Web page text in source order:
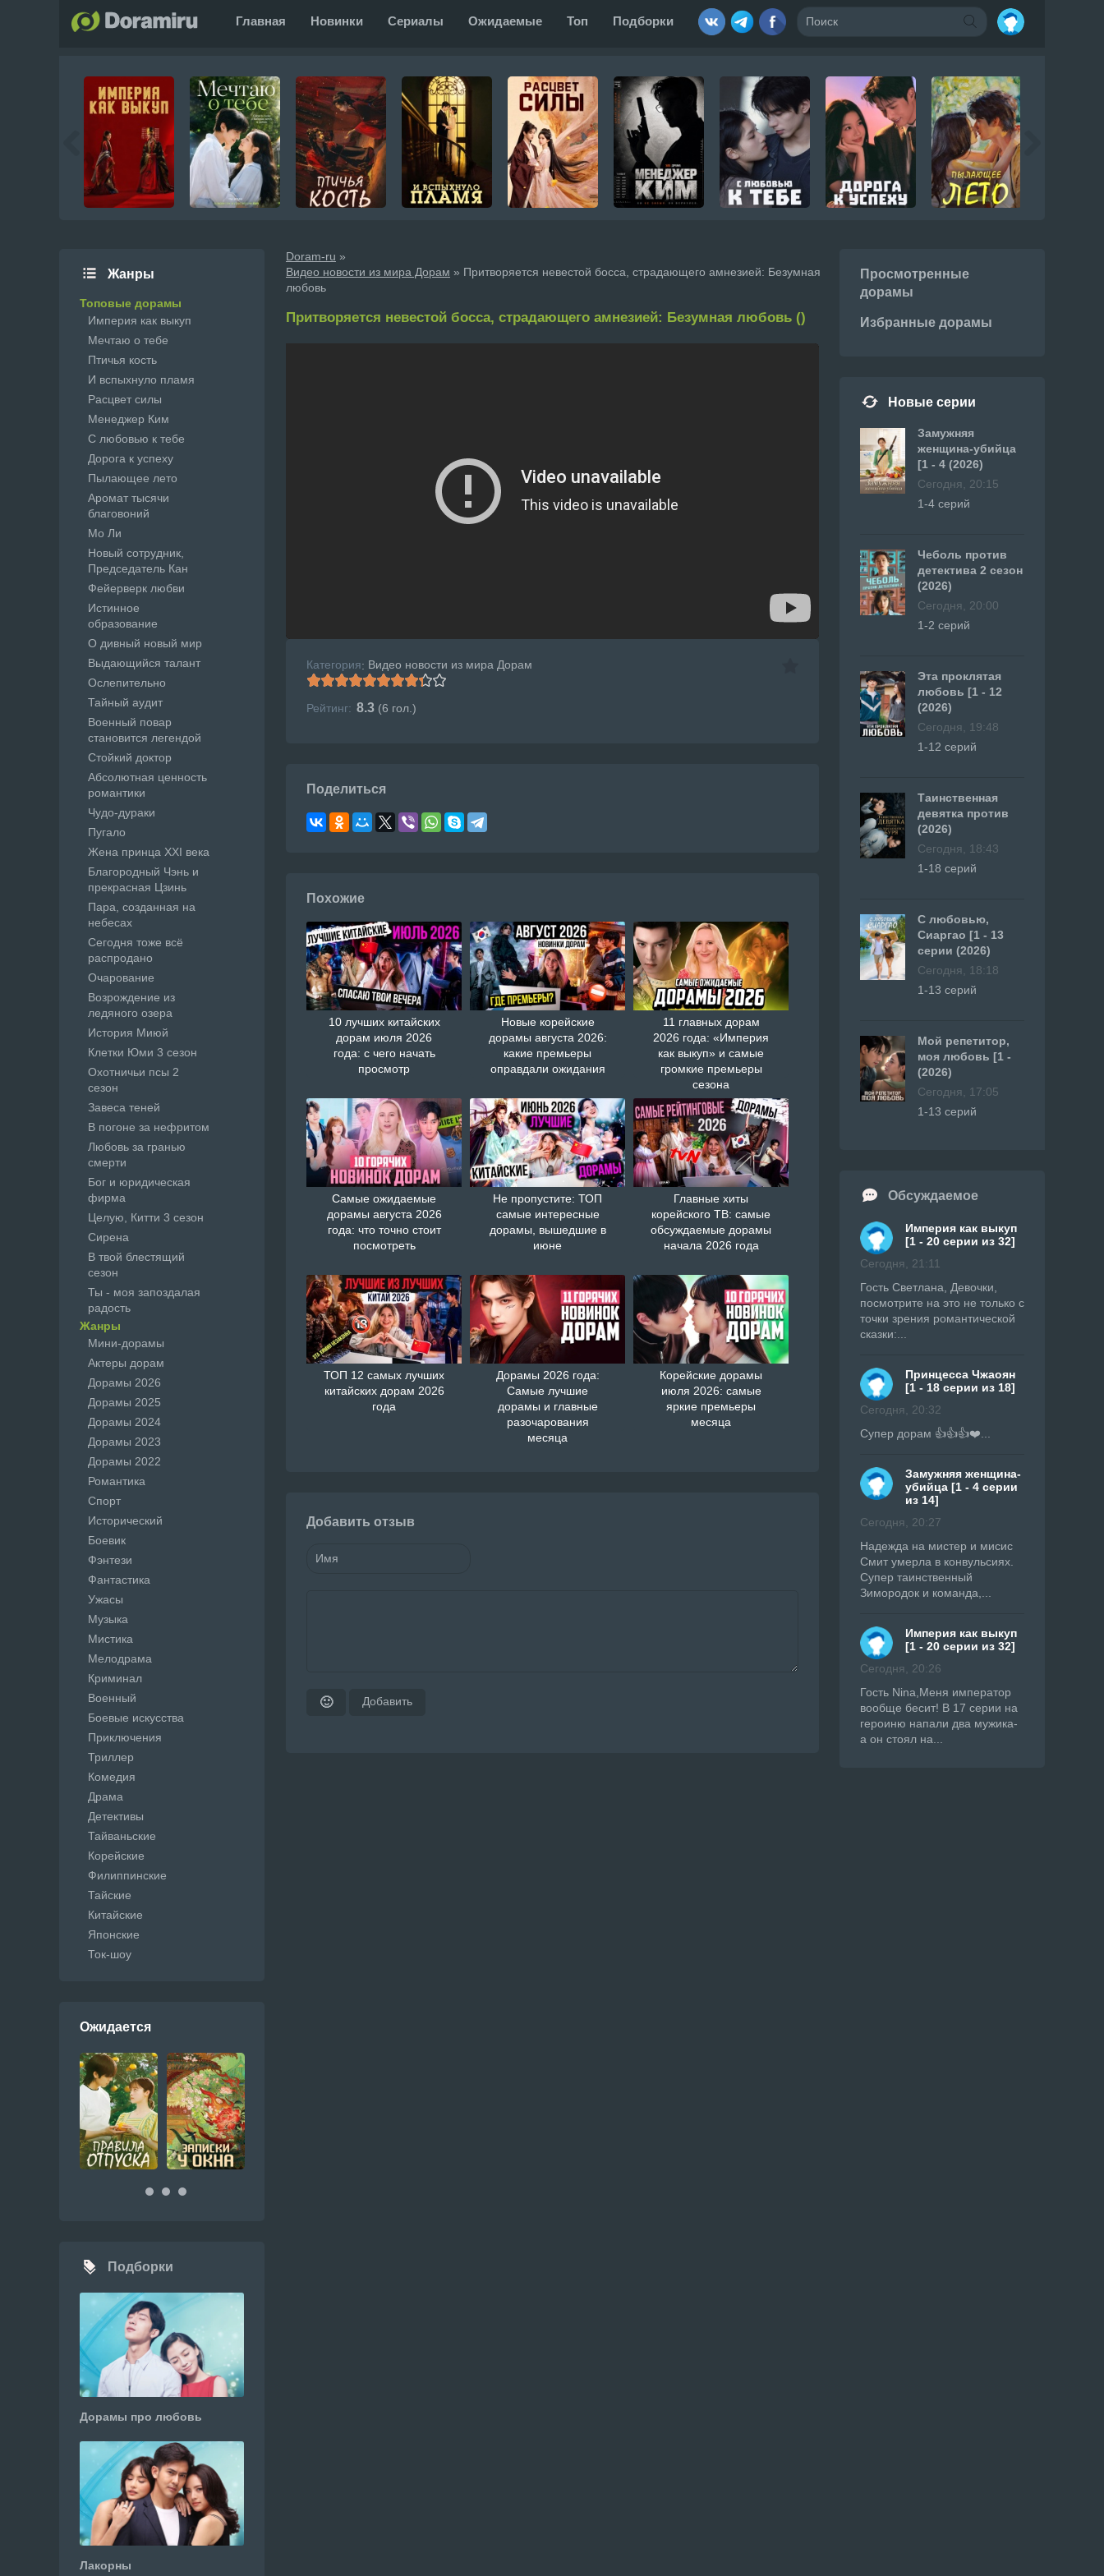
Главная Новинки Сериалы Ожидаемые Топ Подборки
Doram-ru »
Видео новости из мира Дорам » Притворяется невестой босса, страдающего амнезией: Безумная
любовь
Притворяется невестой босса, страдающего амнезией: Безумная любовь ()
Категория: Видео новости из мира Дорам
Рейтинг: 8.3 (6 гол.)
Поделиться
Похожие
10 лучших китайских
дорам июля 2026
года: с чего начать
просмотр
Новые корейские
дорамы августа 2026:
какие премьеры
оправдали ожидания
11 главных дорам
2026 года: «Империя
как выкуп» и самые
громкие премьеры
сезона
Самые ожидаемые
дорамы августа 2026
года: что точно стоит
посмотреть
Не пропустите: ТОП
самые интересные
дорамы, вышедшие в
июне
Главные хиты
корейского ТВ: самые
обсуждаемые дорамы
начала 2026 года
ТОП 12 самых лучших
китайских дорам 2026
года
Дорамы 2026 года:
Самые лучшие
дорамы и главные
разочарования
месяца
Корейские дорамы
июля 2026: самые
яркие премьеры
месяца
Добавить отзыв
🙂 Добавить
Жанры
Топовые дорамы
Империя как выкуп
Мечтаю о тебе
Птичья кость
И вспыхнуло пламя
Расцвет силы
Менеджер Ким
С любовью к тебе
Дорога к успеху
Пылающее лето
Аромат тысячи
благовоний
Мо Ли
Новый сотрудник,
Председатель Кан
Фейерверк любви
Истинное
образование
О дивный новый мир
Выдающийся талант
Ослепительно
Тайный аудит
Военный повар
становится легендой
Стойкий доктор
Абсолютная ценность
романтики
Чудо-дураки
Пугало
Жена принца XXI века
Благородный Чэнь и
прекрасная Цзинь
Пара, созданная на
небесах
Сегодня тоже всё
распродано
Очарование
Возрождение из
ледяного озера
История Миюй
Клетки Юми 3 сезон
Охотничьи псы 2
сезон
Завеса теней
В погоне за нефритом
Любовь за гранью
смерти
Бог и юридическая
фирма
Целую, Китти 3 сезон
Сирена
В твой блестящий
сезон
Ты - моя запоздалая
радость
Жанры
Мини-дорамы
Актеры дорам
Дорамы 2026
Дорамы 2025
Дорамы 2024
Дорамы 2023
Дорамы 2022
Романтика
Спорт
Исторический
Боевик
Фэнтези
Фантастика
Ужасы
Музыка
Мистика
Мелодрама
Криминал
Военный
Боевые искусства
Приключения
Триллер
Комедия
Драма
Детективы
Тайваньские
Корейские
Филиппинские
Тайские
Китайские
Японские
Ток-шоу
Ожидается
Подборки
Дорамы про любовь
Лакорны
Просмотренные
дорамы
Избранные дорамы
Новые серии
Замужняя
женщина-убийца
[1 - 4 (2026)
Сегодня, 20:15
1-4 серий
Чеболь против
детектива 2 сезон
(2026)
Сегодня, 20:00
1-2 серий
Эта проклятая
любовь [1 - 12
(2026)
Сегодня, 19:48
1-12 серий
Таинственная
девятка против
(2026)
Сегодня, 18:43
1-18 серий
С любовью,
Сиаргао [1 - 13
серии (2026)
Сегодня, 18:18
1-13 серий
Мой репетитор,
моя любовь [1 -
(2026)
Сегодня, 17:05
1-13 серий
Обсуждаемое
Империя как выкуп
[1 - 20 серии из 32]
Сегодня, 21:11
Гость Светлана, Девочки,
посмотрите на это не только с
точки зрения романтической
сказки:...
Принцесса Чжаоян
[1 - 18 серии из 18]
Сегодня, 20:32
Супер дорам 👍👍👍❤️...
Замужняя женщина-
убийца [1 - 4 серии
из 14]
Сегодня, 20:27
Надежда на мистер и мисис
Смит умерла в конвульсиях.
Супер таинственный
Зимородок и команда,...
Империя как выкуп
[1 - 20 серии из 32]
Сегодня, 20:26
Гость Nina,Меня император
вообще бесит! В 17 серии на
героиню напали два мужика-
а он стоял на...